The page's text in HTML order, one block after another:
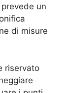
un
di misure
riservato